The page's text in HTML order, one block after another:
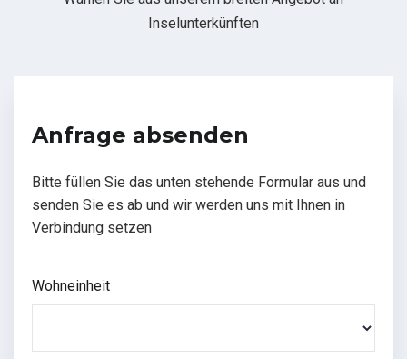
Inselunterkünften
Anfrage absenden
Bitte füllen Sie das unten stehende Formular aus und
senden Sie es ab und wir werden uns mit Ihnen in
Verbindung setzen
Wohneinheit